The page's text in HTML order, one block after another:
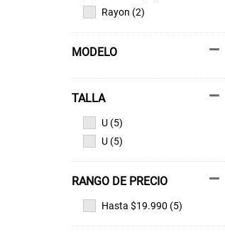
Rayon (2)
MODELO
TALLA
U (5)
U (5)
RANGO DE PRECIO
Hasta $19.990 (5)